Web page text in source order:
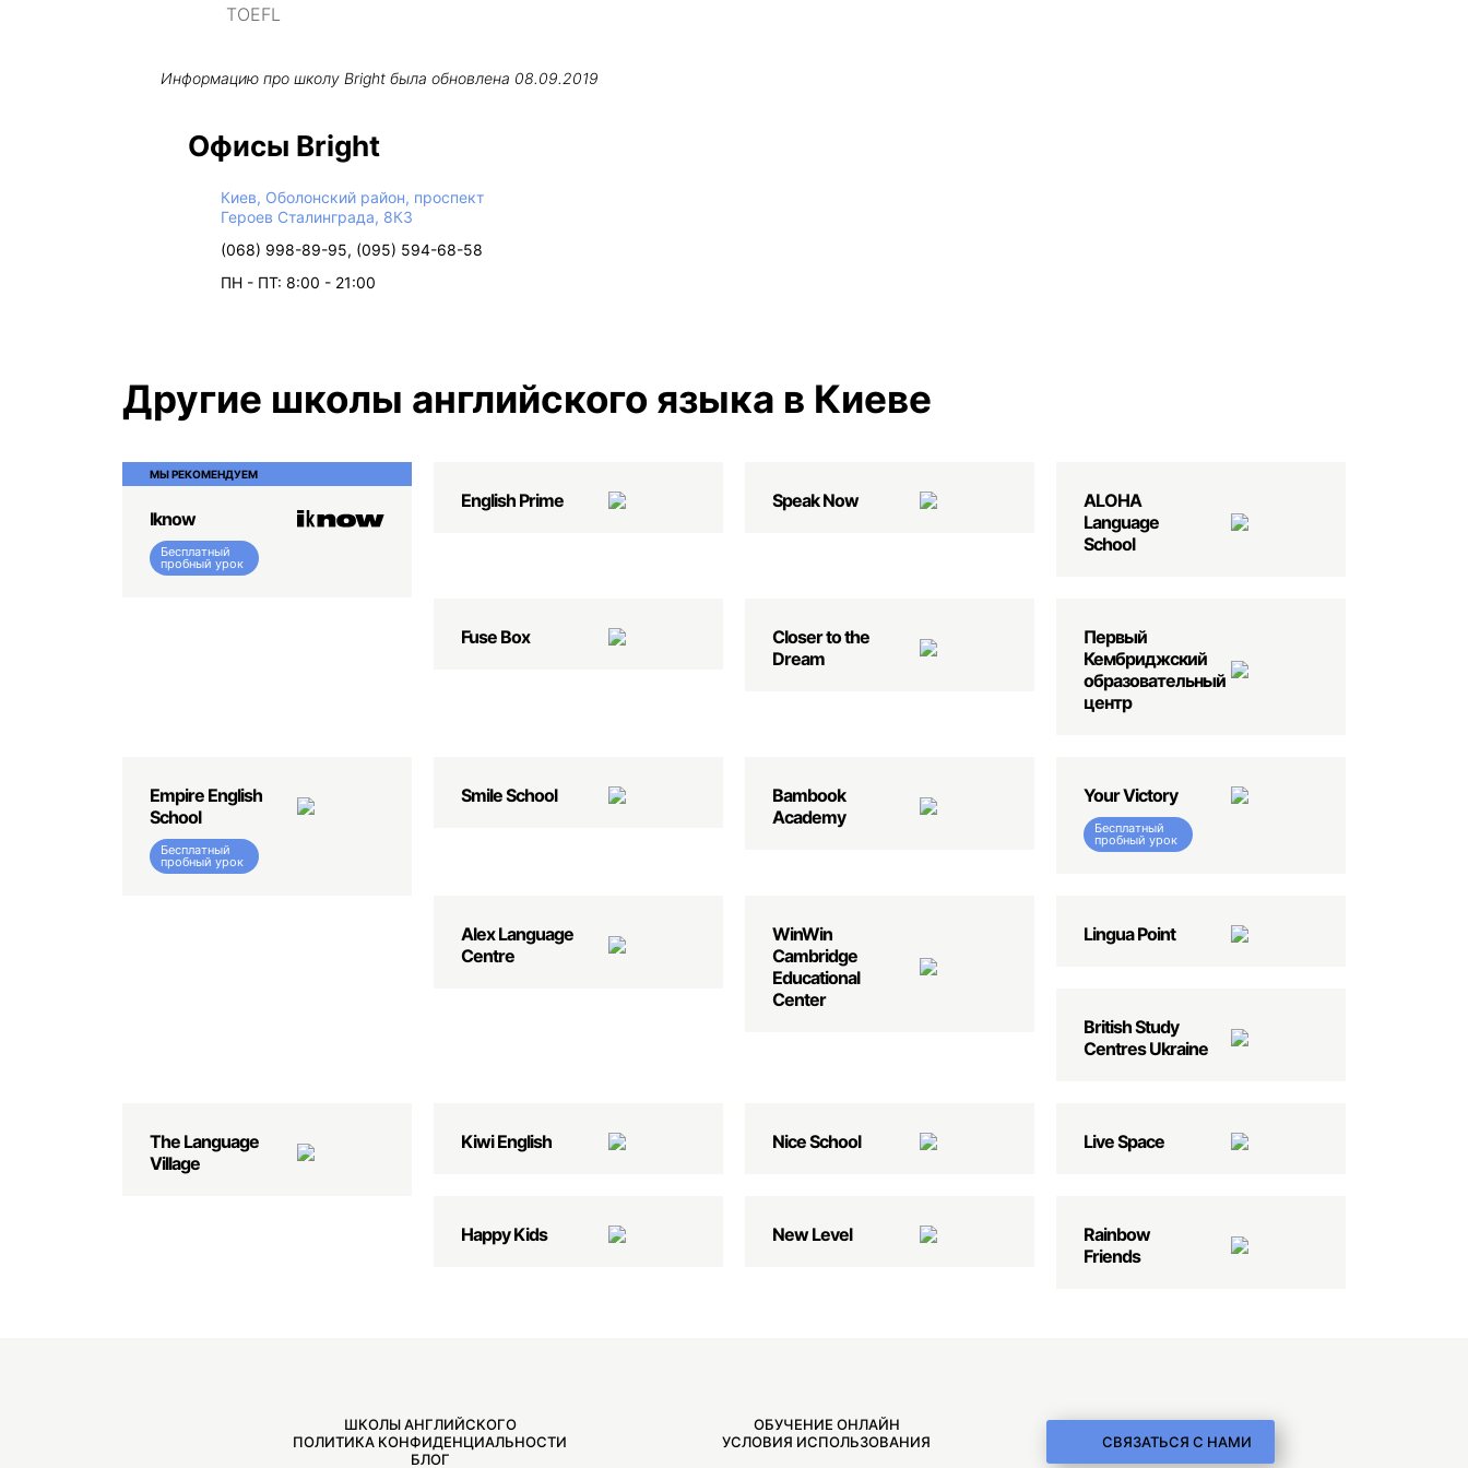
TOEFL
Информацию про школу Bright была обновлена 08.09.2019
Офисы Bright
Киев, Оболонский район, проспект
Героев Сталинграда, 8К3
(068) 998-89-95, (095) 594-68-58
ПН - ПТ: 8:00 - 21:00
Другие школы английского языка в Киеве
МЫ РЕКОМЕНДУЕМ
Iknow
Бесплатный
пробный урок
English Prime Speak Now
ALOHA
Language
School
Fuse Box
Closer to the
Dream
Первый
Кембриджский
образовательный
центр
Empire English
School
Бесплатный
пробный урок
Smile School
Bambook
Academy
Your Victory
Бесплатный
пробный урок
Alex Language
Centre
WinWin
Cambridge
Educational
Center
Lingua Point
British Study
Centres Ukraine
The Language
Village
Kiwi English Nice School Live Space
Happy Kids New Level
Rainbow
Friends
СВЯЗАТЬСЯ С НАМИ
ШКОЛЫ АНГЛИЙСКОГО
ОБУЧЕНИЕ ОНЛАЙН
ПОЛИТИКА КОНФИДЕНЦИАЛЬНОСТИ
УСЛОВИЯ ИСПОЛЬЗОВАНИЯ
БЛОГ